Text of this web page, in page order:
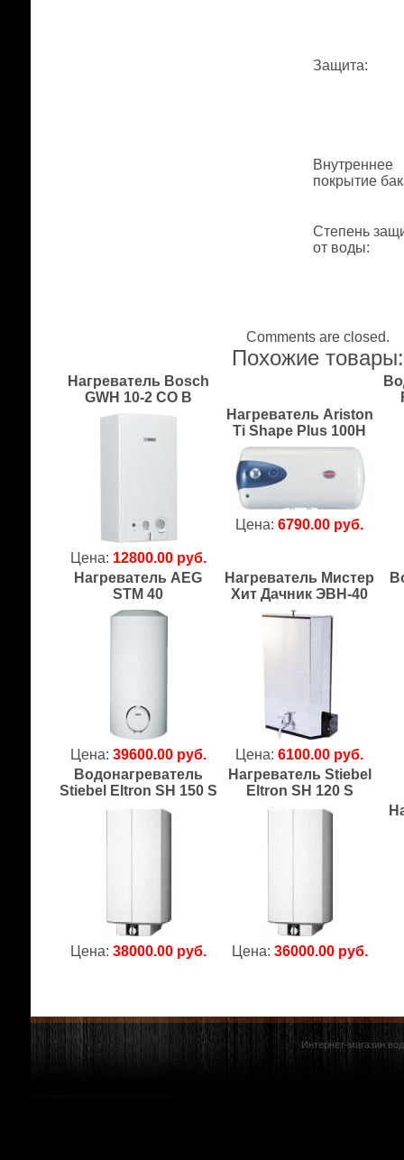
Защита:
Внутреннее
покрытие
Степень
от воды:
Comments are closed.
Похожие товары:
Нагреватель Bosch
GWH 10-2 CO B
Цена: 12800.00 руб.
Нагреватель Ariston
Ti Shape Plus 100H
Цена:6790.00 руб.
Нагреватель AEG
STM 40
Цена: 39600.00 руб.
Нагреватель Мистер
Хит Дачник ЭВН-40
Цена:6100.00 руб.
Водонагреватель
Stiebel Eltron SH 150 S
Цена: 38000.00 руб.
Нагреватель Stiebel
Eltron SH 120 S
Цена: 36000.00 руб.
Интернет-магазин